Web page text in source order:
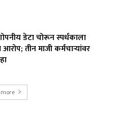
डेटा चोरून स्पर्धकाला
तीन माजी कर्मचाऱ्यांवर